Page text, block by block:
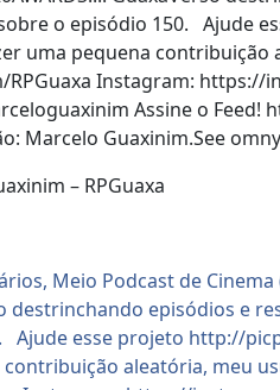
o episódio 150. Ajude
uma pequena
Instagram: https://
Assine o Feed!
Marcelo Guaxinim.See
– RPGuaxa